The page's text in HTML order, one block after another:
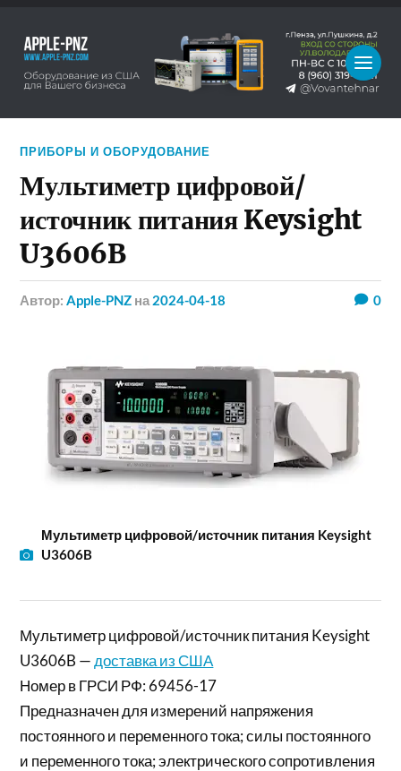
ПРИБОРЫ И ОБОРУДОВАНИЕ
Мультиметр цифровой/
источник питания Keysight
U3606B
Автор:Apple-PNZ на 2024-04-18 0
Мультиметр цифровой/источник питания Keysight
U3606B
Мультиметр цифровой/источник питания Keysight
U3606B — доставка из США
Номер в ГРСИ РФ: 69456-17
Предназначен для измерений напряжения
постоянного и переменного тока; силы постоянного
и переменного тока; электрического сопротивления